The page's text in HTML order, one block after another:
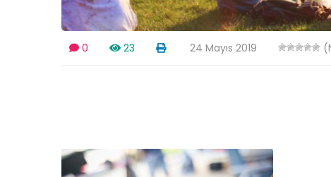
0 23 24 Mayıs 2019